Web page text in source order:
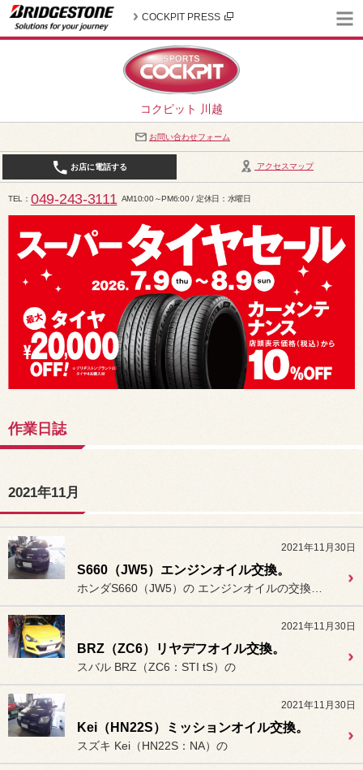
コクピット 川越
COCKPIT PRESS
お問い合わせフォーム
アクセスマップ
お店に電話する
TEL 049-243-3111 AM10:00～PM6:00 / 定休日：水曜日
作業日誌
2021年11月
2021年11月30日
S660（JW5）エンジンオイル交換。
2021年11月30日
BRZ（ZC6）リヤデフオイル交換。
スバル BRZ（ZC6：STI tS）の
2021年11月30日
Kei（HN22S）ミッションオイル交換。
スズキ Kei（HN22S：NA）の